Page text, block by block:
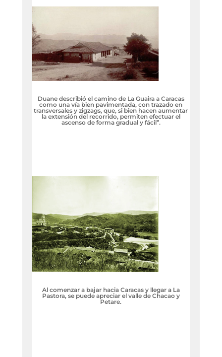
Duane describió el camino de La Guaira a Caracas
como una vía bien pavimentada, con trazado en
transversales y zigzags, que, si bien hacen aumentar
la extensión del recorrido, permiten efectuar el
ascenso de forma gradual y fácil”.
Al comenzar a bajar hacia Caracas y llegar a La
Pastora, se puede apreciar el valle de Chacao y
Petare.